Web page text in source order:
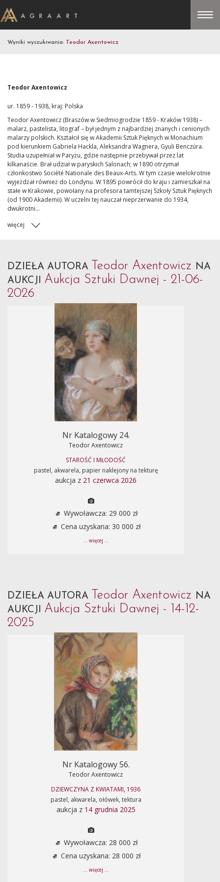
Wyniki wyszukiwania: Teodor Axentowicz
Teodor Axentowicz
ur. 1859 - 1938, kraj: Polska
Teodor Axentowicz (Braszów w Siedmiogrodzie 1859 - Kraków 1938) –
malarz, pastelista, litograf – był jednym z najbardziej znanych i cenionych
malarzy polskich. Kształcił się w Akademii Sztuk Pięknych w Monachium
pod kierunkiem Gabriela Hackla, Aleksandra Wagnera, Gyuli Benczúra.
Studia uzupełniał w Paryżu, gdzie następnie przebywał przez lat
kilkanaście. Brał udział w paryskich Salonach; w 1890 otrzymał
członkostwo Société Nationale des Beaux-Arts. W tym czasie wielokrotnie
wyjeżdżał również do Londynu. W 1895 powrócił do kraju i zamieszkał na
stałe w Krakowie, powołany na profesora tamtejszej Szkoły Sztuk Pięknych
(od 1900 Akademii). W uczelni tej nauczał nieprzerwanie do 1934,
dwukrotni...
więcej
DZIEŁA AUTORA Teodor Axentowicz NA
AUKCJI Aukcja Sztuki Dawnej - 21-06-
2026
Nr Katalogowy 24.
Teodor Axentowicz
STAROŚĆ I MŁODOŚĆ
pastel, akwarela, papier naklejony na tekturę
aukcja z 21 czerwca 2026
Wywoławcza: 29 000 zł
Cena uzyskana: 30 000 zł
... więcej ...
DZIEŁA AUTORA Teodor Axentowicz NA
AUKCJI Aukcja Sztuki Dawnej - 14-12-
2025
Nr Katalogowy 56.
Teodor Axentowicz
DZIEWCZYNA Z KWIATAMI, 1936
pastel, akwarela, ołówek, tektura
aukcja z 14 grudnia 2025
Wywoławcza: 28 000 zł
Cena uzyskana: 28 000 zł
... więcej ...